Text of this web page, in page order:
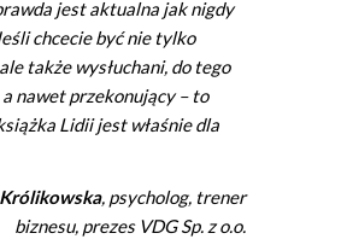
jest aktualna jak nigdy
chcecie być nie tylko
także wysłuchani, do tego
nawet przekonujący – to
Lidii jest właśnie dla
, psycholog, trener
biznesu, prezes VDG Sp. z o.o.